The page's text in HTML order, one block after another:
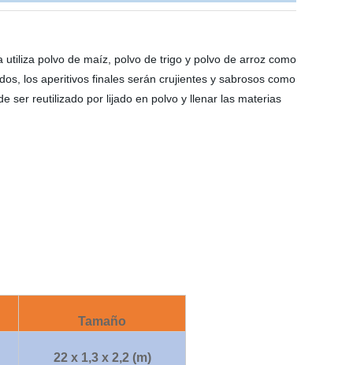
polvo de maíz, polvo de trigo y polvo de arroz como
los aperitivos finales serán crujientes y sabrosos como
ser reutilizado por lijado en polvo y llenar las materias
Tamaño
22 x 1,3 x 2,2 (m)